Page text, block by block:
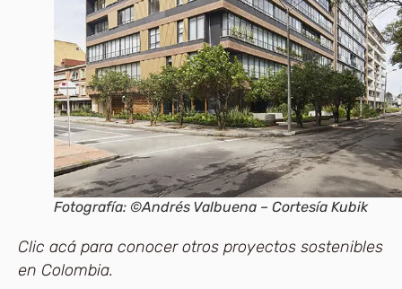
Fotografía: ©Andrés Valbuena – Cortesía Kubik
Clic acá para conocer otros proyectos sostenibles
en Colombia.